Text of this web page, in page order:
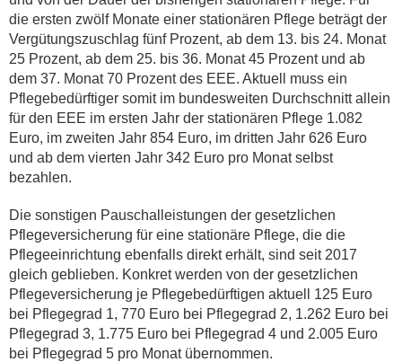
die ersten zwölf Monate einer stationären Pflege beträgt der
Vergütungszuschlag fünf Prozent, ab dem 13. bis 24. Monat
25 Prozent, ab dem 25. bis 36. Monat 45 Prozent und ab
dem 37. Monat 70 Prozent des EEE. Aktuell muss ein
Pflegebedürftiger somit im bundesweiten Durchschnitt allein
für den EEE im ersten Jahr der stationären Pflege 1.082
Euro, im zweiten Jahr 854 Euro, im dritten Jahr 626 Euro
und ab dem vierten Jahr 342 Euro pro Monat selbst
bezahlen.
Die sonstigen Pauschalleistungen der gesetzlichen
Pflegeversicherung für eine stationäre Pflege, die die
Pflegeeinrichtung ebenfalls direkt erhält, sind seit 2017
gleich geblieben. Konkret werden von der gesetzlichen
Pflegeversicherung je Pflegebedürftigen aktuell 125 Euro
bei Pflegegrad 1, 770 Euro bei Pflegegrad 2, 1.262 Euro bei
Pflegegrad 3, 1.775 Euro bei Pflegegrad 4 und 2.005 Euro
bei Pflegegrad 5 pro Monat übernommen.